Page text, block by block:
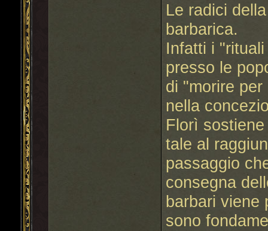
Le radici
barbarica.
Infatti i
presso le
di "morire
nella
Florì
tale al
passaggio
consegna
barbari viene
sono